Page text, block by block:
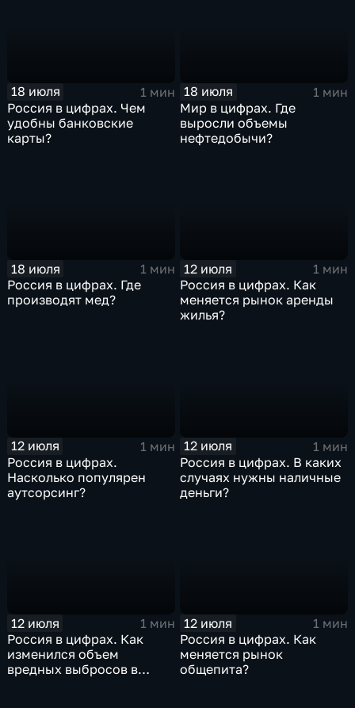
18 июля
1 мин
Россия в цифрах. Чем
удобны банковские
карты?
18 июля
1 мин
Мир в цифрах. Где
выросли объемы
нефтедобычи?
18 июля
1 мин
Россия в цифрах. Где
производят мед?
12 июля
1 мин
Россия в цифрах. Как
меняется рынок аренды
жилья?
12 июля
1 мин
Россия в цифрах.
Насколько популярен
аутсорсинг?
12 июля
1 мин
Россия в цифрах. В каких
случаях нужны наличные
деньги?
12 июля
1 мин
Россия в цифрах. Как
изменился объем
вредных выбросов в
12 июля
1 мин
Россия в цифрах. Как
меняется рынок
общепита?